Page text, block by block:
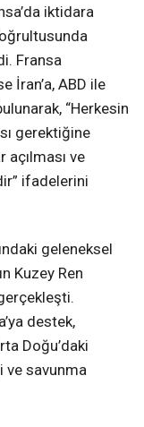
iktidara
Fransa
İran’a, ABD ile
“Herkesin
gerektiğine
açılması ve
ifadelerini
geleneksel
Kuzey Ren
destek,
Doğu’daki
ve savunma